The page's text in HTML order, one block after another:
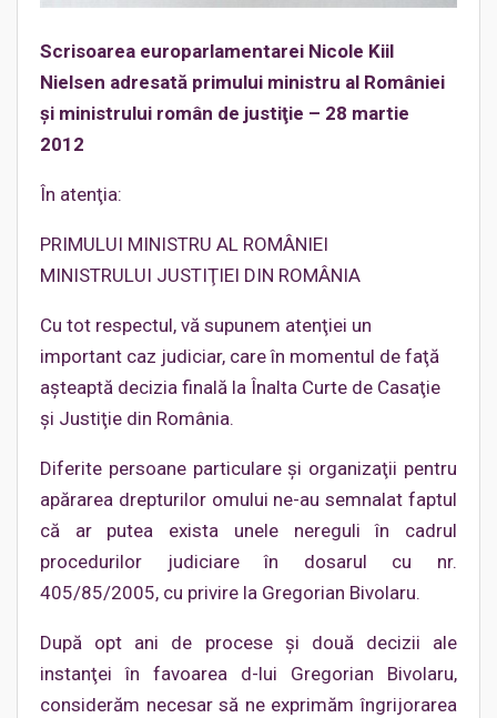
Scrisoarea europarlamentarei Nicole Kiil
Nielsen adresată primului ministru al României
şi ministrului român de justiţie – 28 martie
2012
În atenţia:
PRIMULUI MINISTRU AL ROMÂNIEI
MINISTRULUI JUSTIŢIEI DIN ROMÂNIA
Cu tot respectul, vă supunem atenţiei un
important caz judiciar, care în momentul de faţă
aşteaptă decizia finală la Înalta Curte de Casaţie
şi Justiţie din România.
Diferite persoane particulare şi organizaţii pentru
apărarea drepturilor omului ne-au semnalat faptul
că ar putea exista unele nereguli în cadrul
procedurilor judiciare în dosarul cu nr.
405/85/2005, cu privire la Gregorian Bivolaru.
După opt ani de procese şi două decizii ale
instanţei în favoarea d-lui Gregorian Bivolaru,
considerăm necesar să ne exprimăm îngrijorarea